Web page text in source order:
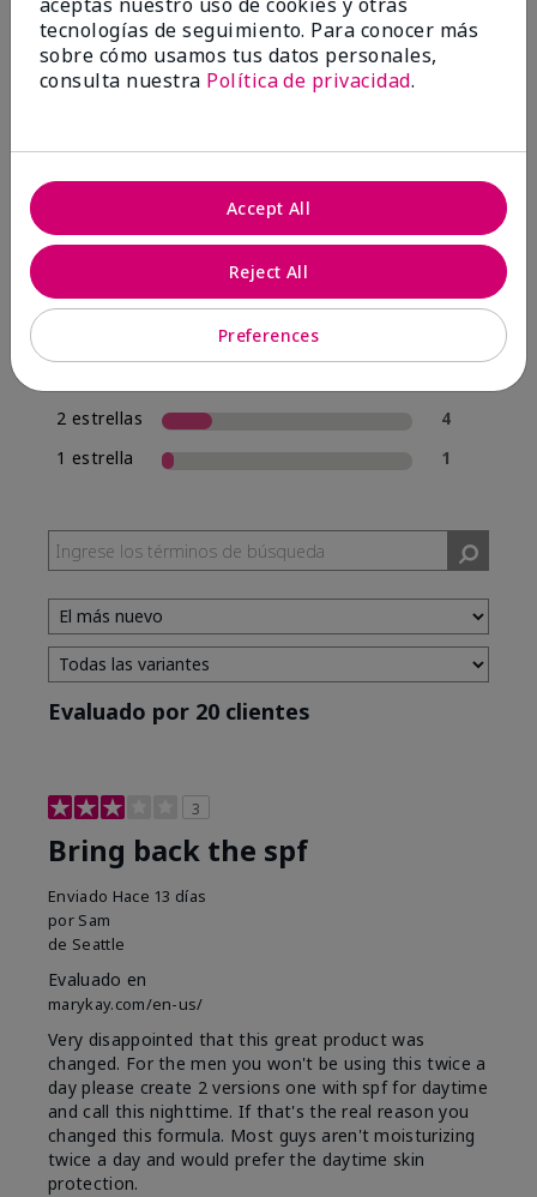
4.0
70% de los encuestados recomendaría a un amigo.
5 estrellas
12
2 estrellas
4
1 estrella
1
Evaluado por 20 clientes
3
Bring back the spf
Enviado Hace 13 días
por Sam
de Seattle
Evaluado en
marykay.com/en-us/
Very disappointed that this great product was
changed. For the men you won't be using this twice a
day please create 2 versions one with spf for daytime
and call this nighttime. If that's the real reason you
changed this formula. Most guys aren't moisturizing
twice a day and would prefer the daytime skin
protection.
tecnologías de seguimiento. Para conocer más
sobre cómo usamos tus datos personales,
consulta nuestra Política de privacidad.
Preferences
Reject All
Accept All